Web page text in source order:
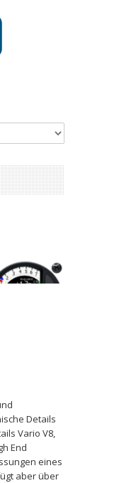
Details
Vario V8,
End
eines
aber über